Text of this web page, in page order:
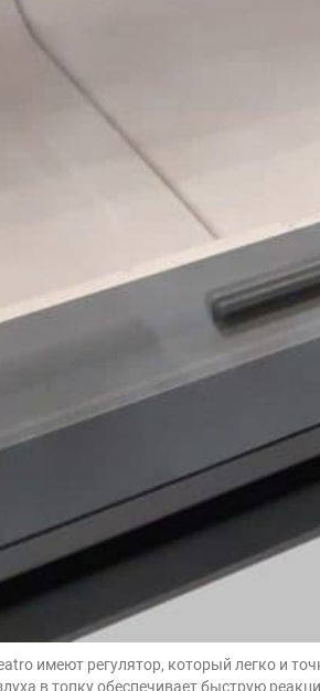
имеют регулятор, который легко и
в топку обеспечивает быструю